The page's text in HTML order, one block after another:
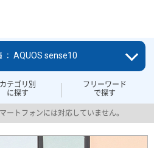
カテゴリ別
に探す
フリーワード
で探す
： AQUOS sense10
ートフォンには対応していません。